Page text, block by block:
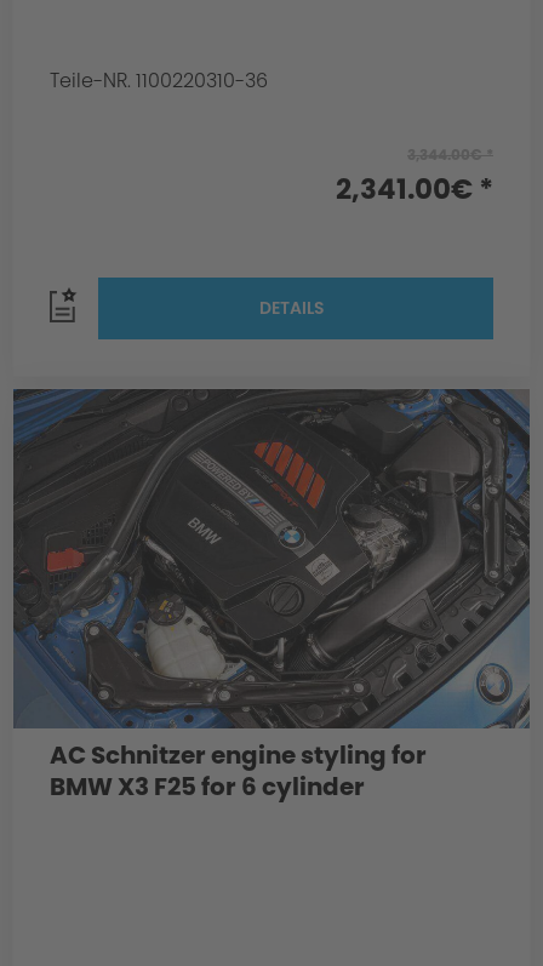
Teile-NR. 1100220310-36
2,341.00€ *
DETAILS
AC Schnitzer engine styling for
BMW X3 F25 for 6 cylinder